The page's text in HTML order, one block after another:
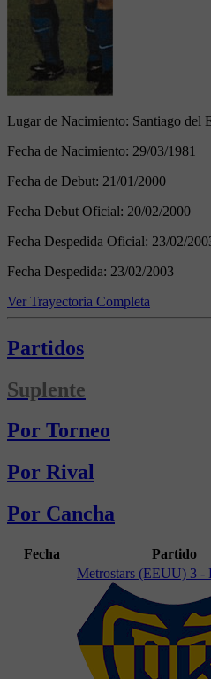
Lugar de Nacimiento: Santiago del
Fecha de Nacimiento: 29/03/1981
Fecha de Debut: 21/01/2000
Fecha Debut Oficial: 20/02/2000
Fecha Despedida Oficial: 23/02/
Fecha Despedida: 23/02/2003
Ver Trayectoria Completa
Partidos
Suplente
Por Torneo
Por Rival
Por Cancha
Fecha Partido
Metrostars (EEUU) 3 -